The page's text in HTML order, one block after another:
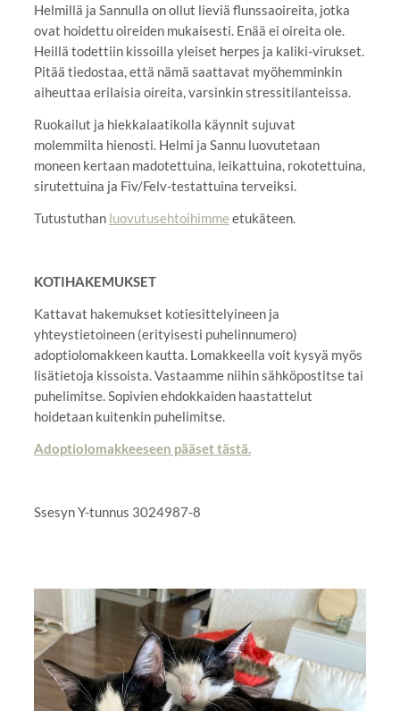
Helmillä ja Sannulla on ollut lieviä flunssaoireita, jotka
ovat hoidettu oireiden mukaisesti. Enää ei oireita ole.
Heillä todettiin kissoilla yleiset herpes ja kaliki-virukset.
Pitää tiedostaa, että nämä saattavat myöhemminkin
aiheuttaa erilaisia oireita, varsinkin stressitilanteissa.
Ruokailut ja hiekkalaatikolla käynnit sujuvat
molemmilta hienosti. Helmi ja Sannu luovutetaan
moneen kertaan madotettuina, leikattuina, rokotettuina,
sirutettuina ja Fiv/Felv-testattuina terveiksi.
Tutustuthan luovutusehtoihimme etukäteen.
KOTIHAKEMUKSET
Kattavat hakemukset kotiesittelyineen ja
yhteystietoineen (erityisesti puhelinnumero)
adoptiolomakkeen kautta. Lomakkeella voit kysyä myös
lisätietoja kissoista. Vastaamme niihin sähköpostitse tai
puhelimitse. Sopivien ehdokkaiden haastattelut
hoidetaan kuitenkin puhelimitse.
Adoptiolomakkeeseen pääset tästä.
Ssesyn Y-tunnus 3024987-8